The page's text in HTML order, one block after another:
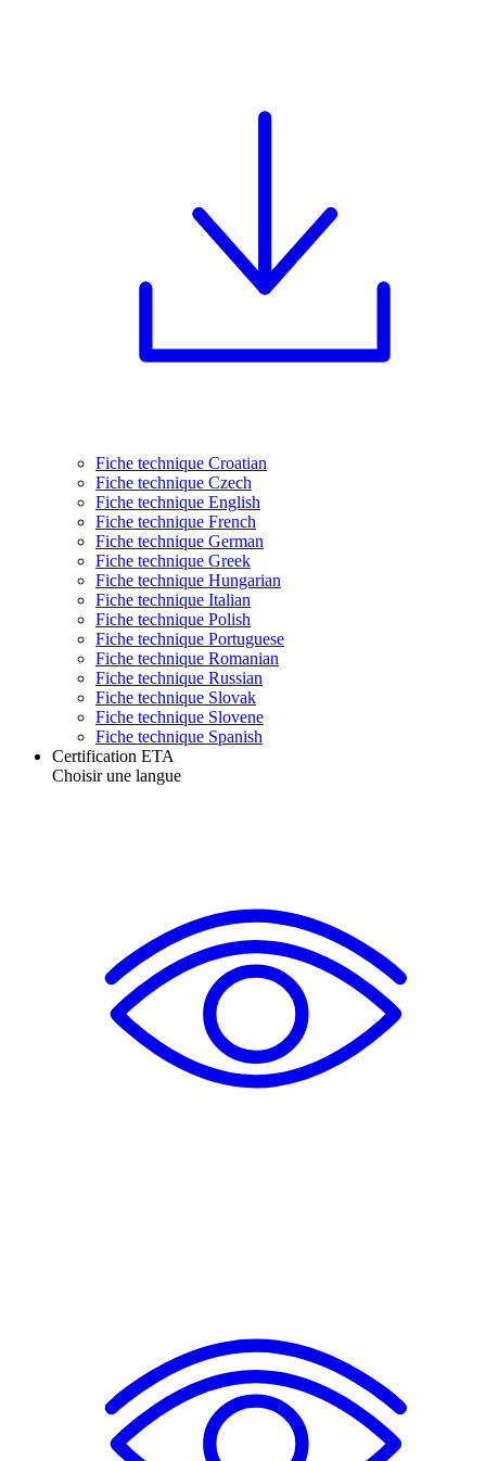
Fiche technique Croatian
Fiche technique Czech
Fiche technique English
Fiche technique French
Fiche technique German
Fiche technique Greek
Fiche technique Hungarian
Fiche technique Italian
Fiche technique Polish
Fiche technique Portuguese
Fiche technique Romanian
Fiche technique Russian
Fiche technique Slovak
Fiche technique Slovene
Fiche technique Spanish
Certification ETA
Choisir une langue